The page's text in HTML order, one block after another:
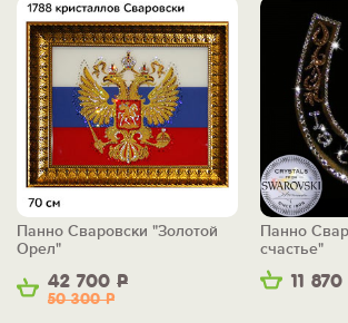
42 700 Р
50 300Р
Панно Сваровски "Золотой
Орел"
11 870
Панно
счастье"